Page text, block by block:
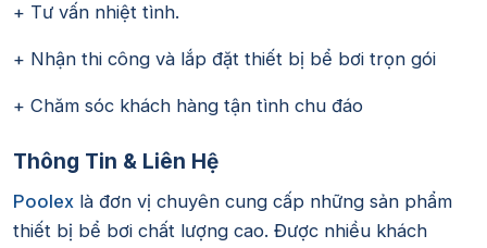
+ Tư vấn nhiệt tình.
+ Nhận thi công và lắp đặt thiết bị bể bơi trọn gói
+ Chăm sóc khách hàng tận tình chu đáo
Thông Tin & Liên Hệ
Poolex là đơn vị chuyên cung cấp những sản phẩm
thiết bị bể bơi chất lượng cao. Được nhiều khách